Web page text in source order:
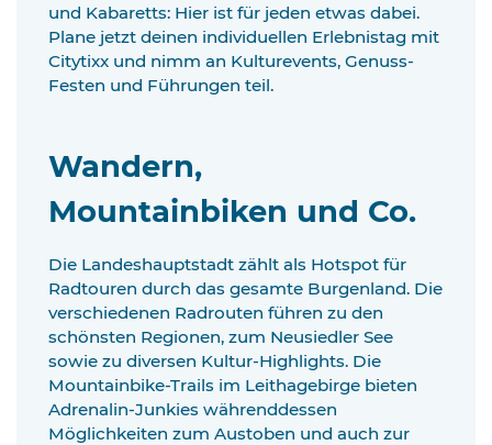
und Kabaretts: Hier ist für jeden etwas dabei.
Plane jetzt deinen individuellen Erlebnistag mit
Citytixx und nimm an Kulturevents, Genuss-
Festen und Führungen teil.
Wandern,
Mountainbiken und Co.
Die Landeshauptstadt zählt als Hotspot für
Radtouren durch das gesamte Burgenland. Die
verschiedenen Radrouten führen zu den
schönsten Regionen, zum Neusiedler See
sowie zu diversen Kultur-Highlights. Die
Mountainbike-Trails im Leithagebirge bieten
Adrenalin-Junkies währenddessen
Möglichkeiten zum Austoben und auch zur